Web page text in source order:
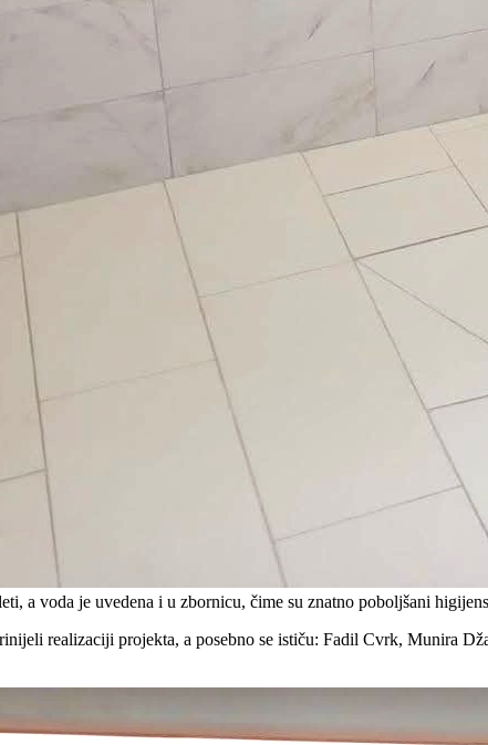
a voda je uvedena i u zbornicu, čime su znatno poboljšani
realizaciji projekta, a posebno se ističu: Fadil Cvrk, Munira